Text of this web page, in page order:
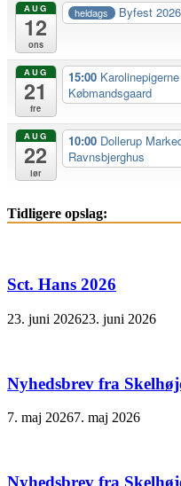
AUG
12
ons
heldags Byfest
AUG
21
fre
15:00
Købmandsgaard
AUG
22
lør
10:00 Dollerup
Ravnsbjerghus
Tidligere opslag:
Sct. Hans 2026
23. juni 202623. juni 2026
Nyhedsbrev fra
7. maj 20267. maj 2026
Nyhedsbrev fra